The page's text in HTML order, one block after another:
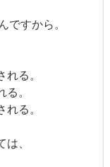
ですから。
る。
。
る。
、